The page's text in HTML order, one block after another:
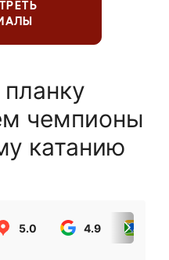
чемпионы
катанию
5.0 4.9